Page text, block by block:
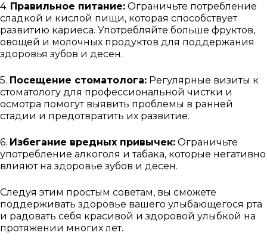
4. Правильное питание: Ограничьте потребление
сладкой и кислой пищи, которая способствует
развитию кариеса. Употребляйте больше фруктов,
овощей и молочных продуктов для поддержания
здоровья зубов и десен.
5. Посещение стоматолога: Регулярные визиты к
стоматологу для профессиональной чистки и
осмотра помогут выявить проблемы в ранней
стадии и предотвратить их развитие.
6. Избегание вредных привычек: Ограничьте
употребление алкоголя и табака, которые негативно
влияют на здоровье зубов и десен.
Следуя этим простым советам, вы сможете
поддерживать здоровье вашего улыбающегося рта
и радовать себя красивой и здоровой улыбкой на
протяжении многих лет.